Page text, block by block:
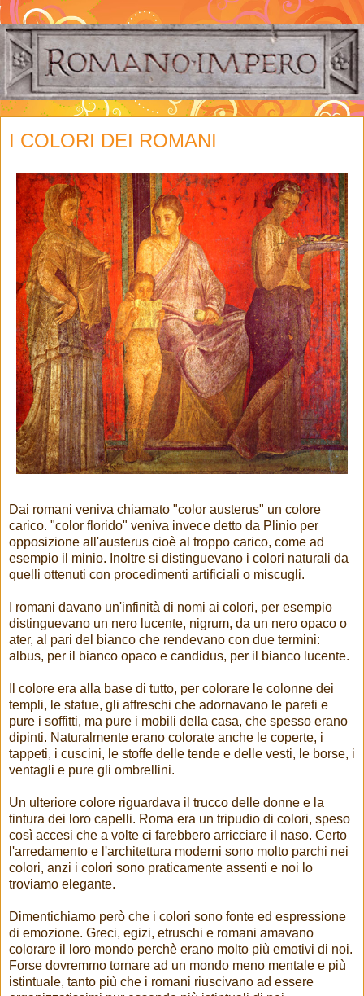
I COLORI DEI ROMANI
Dai romani veniva chiamato "color austerus" un colore
carico. "color florido" veniva invece detto da Plinio per
opposizione all'austerus cioè al troppo carico, come ad
esempio il minio. Inoltre si distinguevano i colori naturali da
quelli ottenuti con procedimenti artificiali o miscugli.
I romani davano un'infinità di nomi ai colori, per esempio
distinguevano un nero lucente, nigrum, da un nero opaco o
ater, al pari del bianco che rendevano con due termini:
albus, per il bianco opaco e candidus, per il bianco lucente.
Il colore era alla base di tutto, per colorare le colonne dei
templi, le statue, gli affreschi che adornavano le pareti e
pure i soffitti, ma pure i mobili della casa, che spesso erano
dipinti. Naturalmente erano colorate anche le coperte, i
tappeti, i cuscini, le stoffe delle tende e delle vesti, le borse, i
ventagli e pure gli ombrellini.
Un ulteriore colore riguardava il trucco delle donne e la
tintura dei loro capelli. Roma era un tripudio di colori, speso
così accesi che a volte ci farebbero arricciare il naso. Certo
l'arredamento e l'architettura moderni sono molto parchi nei
colori, anzi i colori sono praticamente assenti e noi lo
troviamo elegante.
Dimentichiamo però che i colori sono fonte ed espressione
di emozione. Greci, egizi, etruschi e romani amavano
colorare il loro mondo perchè erano molto più emotivi di noi.
Forse dovremmo tornare ad un mondo meno mentale e più
istintuale, tanto più che i romani riuscivano ad essere